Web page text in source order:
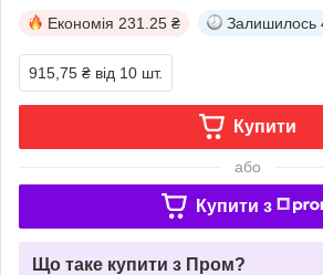
Економія 231.25 ₴ Залишилось
915,75 ₴ від 10 шт.
Купити
або
Купити з
Що таке купити з Пром?